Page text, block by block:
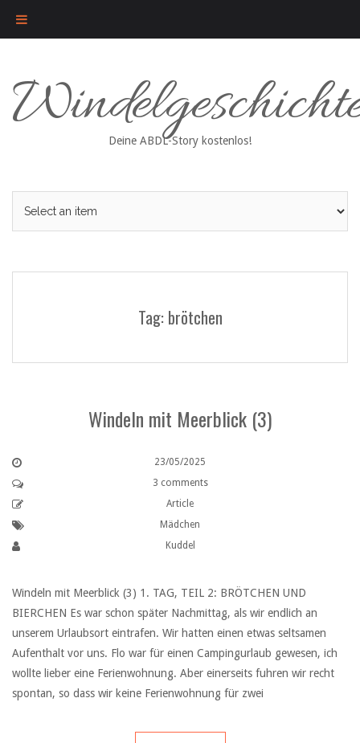
content
Deine ABDL-Story kostenlos!
Tag: brötchen
Windeln mit Meerblick (3)
23/05/2025
3 comments
Article
Mädchen
Kuddel
Windeln mit Meerblick (3) 1. TAG, TEIL 2: BRÖTCHEN UND
BIERCHEN Es war schon später Nachmittag, als wir endlich an
unserem Urlaubsort eintrafen. Wir hatten einen etwas seltsamen
Aufenthalt vor uns. Flo war für einen Campingurlaub gewesen, ich
wollte lieber eine Ferienwohnung. Aber einerseits fuhren wir recht
spontan, so dass wir keine Ferienwohnung für zwei